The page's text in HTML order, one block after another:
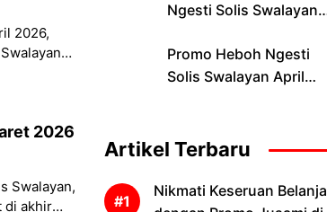
2026,
2026
Swalayan,
di akhir
Ngesti Solis Swalayan
Promo Heboh Ngesti
Solis Swalayan April
Hemat
Artikel Terbaru
Nikmati Keseruan Belanja